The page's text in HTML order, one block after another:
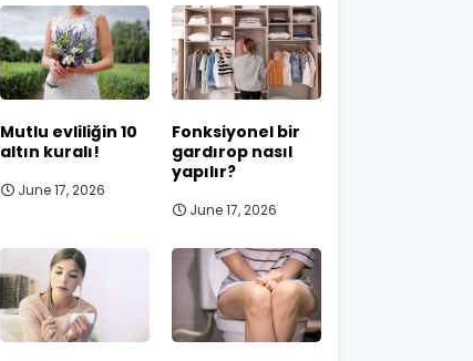
Mutlu evliliğin 10
altın kuralı!
June 17, 2026
Fonksiyonel bir
gardırop nasıl
yapılır?
June 17, 2026